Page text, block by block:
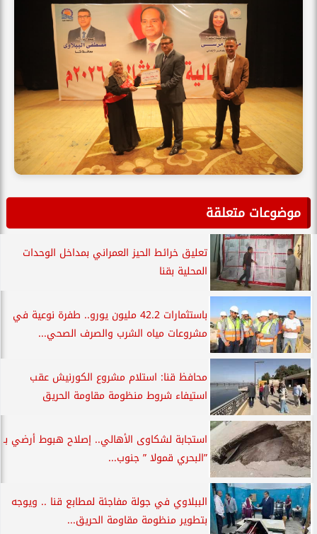
موضوعات متعلقة
تعليق خرائط الحيز العمراني بمداخل الوحدات
المحلية بقنا
باستثمارات 42.2 مليون يورو.. طفرة نوعية في
مشروعات مياه الشرب والصرف الصحي...
محافظ قنا: استلام مشروع الكورنيش عقب
استيفاء شروط منظومة مقاومة الحريق
استجابة لشكاوى الأهالي.. إصلاح هبوط أرضي بـ
”البحري قمولا ” جنوب...
الببلاوي في جولة مفاجئة لمطابع قنا .. ويوجه
بتطوير منظومة مقاومة الحريق...